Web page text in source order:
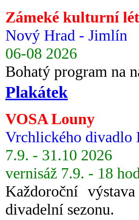
Zámeké kulturní
Nový Hrad - Jimlín
06-08 2026
Bohatý program na
Plakátek
VOSA Louny
Vrchlického divadlo
7.9. - 31.10 2026
vernisáž 7.9. - 18
Každoroční
divadelní sezonu.